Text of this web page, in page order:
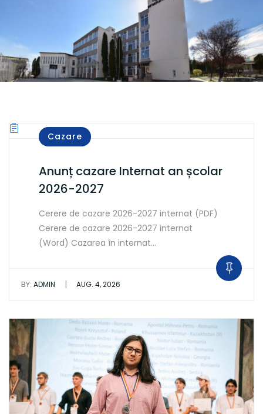
Cazare
Anunț cazare Internat an școlar
2026-2027
Cerere de cazare 2026-2027 internat (PDF)
Cerere de cazare 2026-2027 internat
(Word) Cazarea în internat…
BY: ADMIN | AUG. 4, 2026